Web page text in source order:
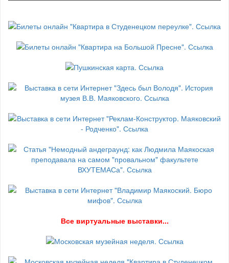
Все виртуальные выставки...